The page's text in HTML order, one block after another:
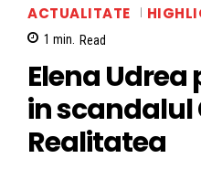
ACTUALITATE
1 min. Read
Elena
in scandalul
Realitatea